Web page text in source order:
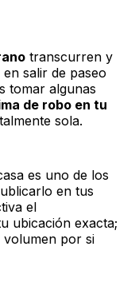
transcurren y
salir de paseo
tomar algunas
de robo en tu
sola.
es uno de los
en tus
el
ubicación exacta;
volumen por si